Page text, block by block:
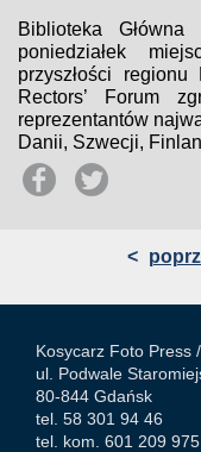
Biblioteka
poniedziałek
przyszłości
Rectors’ Forum
reprezentantów
Danii, Szwecji,
<
Kosycarz Foto Press /
ul. Podwale
80-844 Gdańsk
tel. 58 301 94 46
tel. kom. 601 209 975